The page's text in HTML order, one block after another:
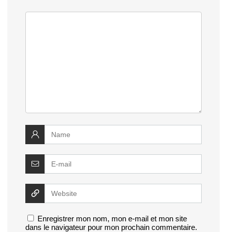
Enregistrer mon nom, mon e-mail et mon site
dans le navigateur pour mon prochain commentaire.